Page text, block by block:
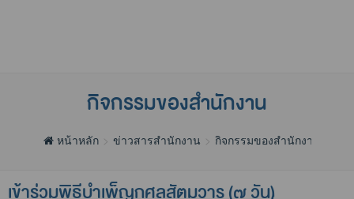
กิจกรรมของสำนักงาน
หน้าหลัก ข่าวสารสำนักงาน กิจกรรมของสำนักงาน
เข้าร่วมพิธีบำเพ็ญกุศลสัตมวาร (๗ วัน)